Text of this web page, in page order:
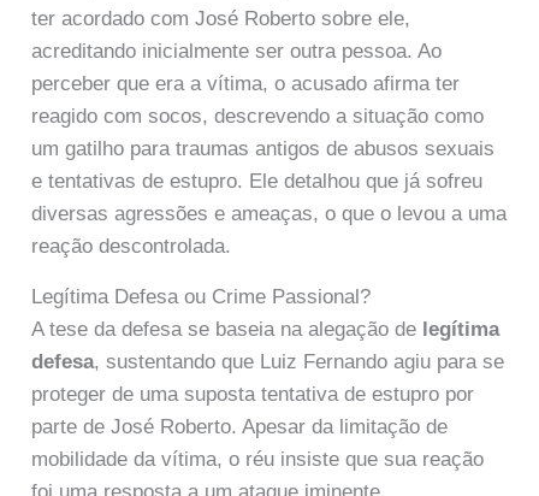
ter acordado com José Roberto sobre ele,
acreditando inicialmente ser outra pessoa. Ao
perceber que era a vítima, o acusado afirma ter
reagido com socos, descrevendo a situação como
um gatilho para traumas antigos de abusos sexuais
e tentativas de estupro. Ele detalhou que já sofreu
diversas agressões e ameaças, o que o levou a uma
reação descontrolada.
Legítima Defesa ou Crime Passional?
A tese da defesa se baseia na alegação de legítima
defesa, sustentando que Luiz Fernando agiu para se
proteger de uma suposta tentativa de estupro por
parte de José Roberto. Apesar da limitação de
mobilidade da vítima, o réu insiste que sua reação